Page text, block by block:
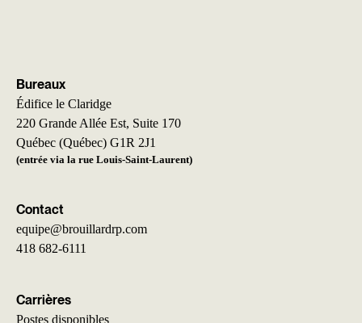
Bureaux
Édifice le Claridge
220 Grande Allée Est, Suite 170
Québec (Québec) G1R 2J1
(entrée via la rue Louis-Saint-Laurent)
Contact
equipe@brouillardrp.com
418 682-6111
Carrières
Postes disponibles